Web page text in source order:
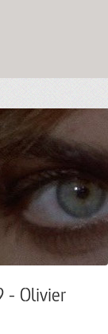
- Olivier